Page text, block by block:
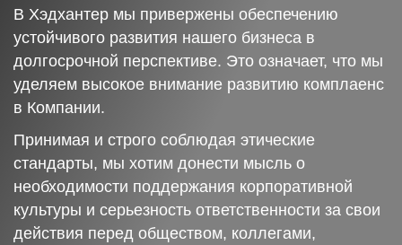
В Хэдхантер мы привержены обеспечению
устойчивого развития нашего бизнеса в
долгосрочной перспективе. Это означает, что мы
уделяем высокое внимание развитию комплаенс
в Компании.
Принимая и строго соблюдая этические
стандарты, мы хотим донести мысль о
необходимости поддержания корпоративной
культуры и серьезность ответственности за свои
действия перед обществом, коллегами,